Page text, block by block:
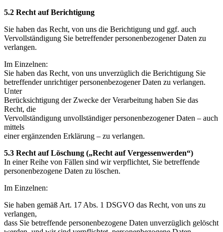
5.2 Recht auf Berichtigung
Sie haben das Recht, von uns die Berichtigung und ggf. auch
Vervollständigung Sie betreffender personenbezogener Daten zu
verlangen.
Im Einzelnen:
Sie haben das Recht, von uns unverzüglich die Berichtigung Sie
betreffender unrichtiger personenbezogener Daten zu verlangen.
Unter
Berücksichtigung der Zwecke der Verarbeitung haben Sie das
Recht, die
Vervollständigung unvollständiger personenbezogener Daten – auch
mittels
einer ergänzenden Erklärung – zu verlangen.
5.3 Recht auf Löschung („Recht auf Vergessenwerden“)
In einer Reihe von Fällen sind wir verpflichtet, Sie betreffende
personenbezogene Daten zu löschen.
Im Einzelnen:
Sie haben gemäß Art. 17 Abs. 1 DSGVO das Recht, von uns zu
verlangen,
dass Sie betreffende personenbezogene Daten unverzüglich gelöscht